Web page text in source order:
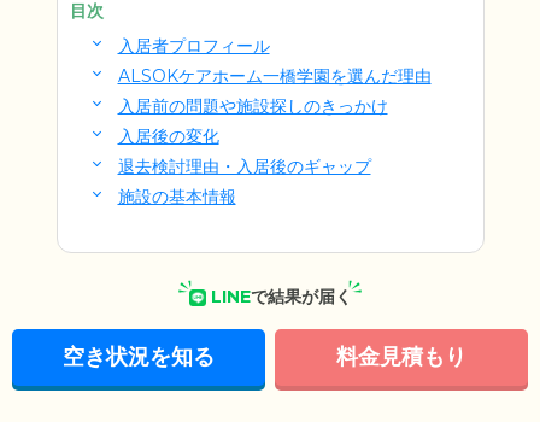
目次
入居者プロフィール
ALSOKケアホーム一橋学園を選んだ理由
入居前の問題や施設探しのきっかけ
入居後の変化
退去検討理由・入居後のギャップ
施設の基本情報
LINEで結果が届く
空き状況を知る 料金見積もり